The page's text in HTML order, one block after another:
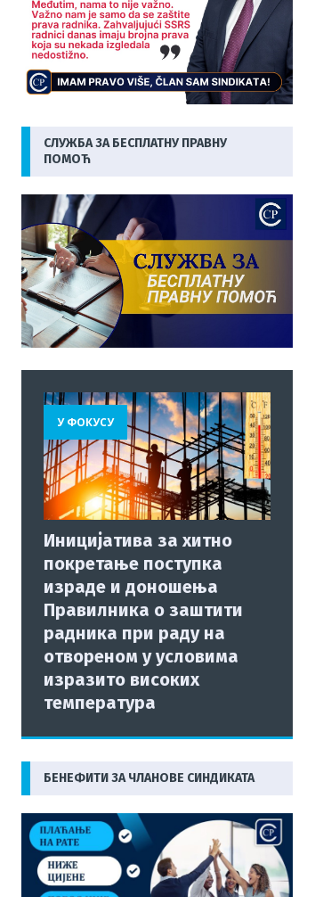
СЛУЖБА ЗА БЕСПЛАТНУ ПРАВНУ
ПОМОЋ
У ФОКУСУ
Иницијатива за хитно
покретање поступка
израде и доношења
Правилника о заштити
радника при раду на
отвореном у условима
изразито високих
температура
БЕНЕФИТИ ЗА ЧЛАНОВЕ СИНДИКАТА